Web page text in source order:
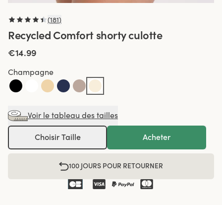
(181)
Recycled Comfort shorty culotte
€14.99
Champagne
Voir le tableau des tailles
Choisir Taille Acheter
100 JOURS POUR RETOURNER